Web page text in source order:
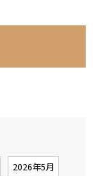
2026年5月